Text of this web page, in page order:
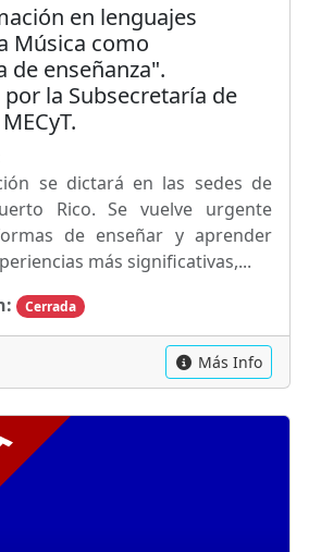
en lenguajes
Música como
de enseñanza".
la Subsecretaría de
se dictará en las sedes de
Rico. Se vuelve urgente
de enseñar y aprender
más significativas,...
Cerrada
Más Info